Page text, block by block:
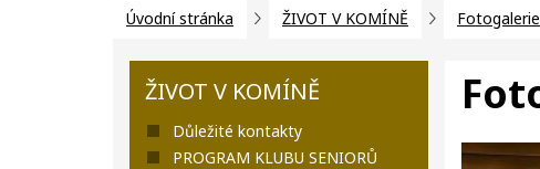
Úvodní stránka ŽIVOT V KOMÍNĚ Fotogalerie
ŽIVOT V KOMÍNĚ
Důležité kontakty
PROGRAM KLUBU SENIORŮ